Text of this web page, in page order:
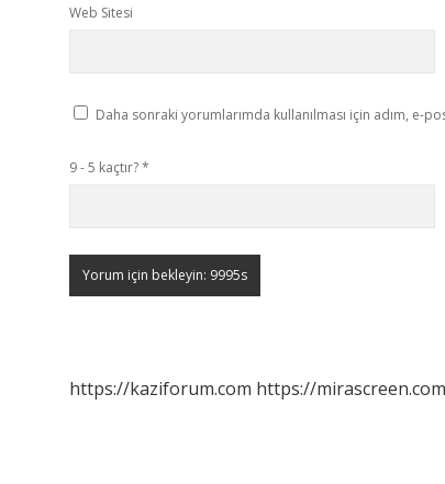
Web Sitesi
Daha sonraki yorumlarımda kullanılması için adım, e-
9 - 5 kaçtır?*
https://kaziforum.com https://